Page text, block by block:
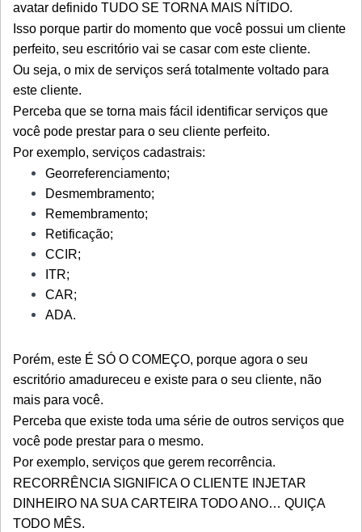
avatar definido TUDO SE TORNA MAIS NÍTIDO.
Isso porque partir do momento que você possui um cliente
perfeito, seu escritório vai se casar com este cliente.
Ou seja, o mix de serviços será totalmente voltado para
este cliente.
Perceba que se torna mais fácil identificar serviços que
você pode prestar para o seu cliente perfeito.
Por exemplo, serviços cadastrais:
Georreferenciamento;
Desmembramento;
Remembramento;
Retificação;
CCIR;
ITR;
CAR;
ADA.
Porém, este É SÓ O COMEÇO, porque agora o seu
escritório amadureceu e existe para o seu cliente, não
mais para você.
Perceba que existe toda uma série de outros serviços que
você pode prestar para o mesmo.
Por exemplo, serviços que gerem recorrência.
RECORRÊNCIA SIGNIFICA O CLIENTE INJETAR
DINHEIRO NA SUA CARTEIRA TODO ANO… QUIÇA
TODO MÊS.